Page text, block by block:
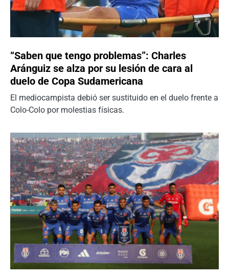
“Saben que tengo problemas”: Charles
Aránguiz se alza por su lesión de cara al
duelo de Copa Sudamericana
El mediocampista debió ser sustituido en el duelo frente a
Colo-Colo por molestias físicas.